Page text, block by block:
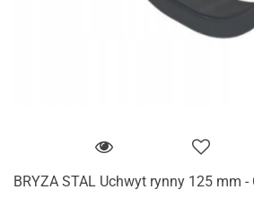
BRYZA STAL Uchwyt rynny 125 mm -